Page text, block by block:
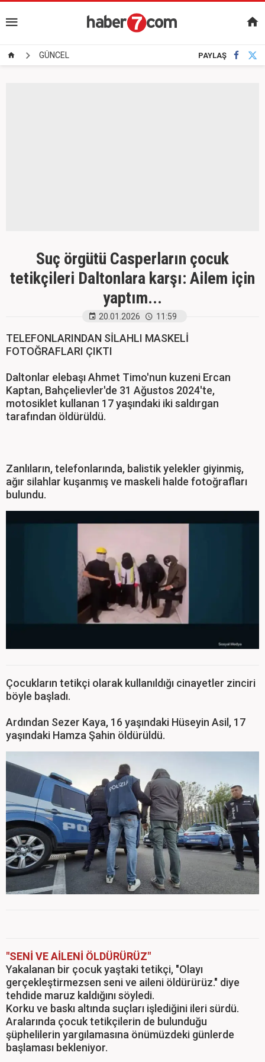
GÜNCEL PAYLAŞ
Suç örgütü Casperların çocuk
tetikçileri Daltonlara karşı: Ailem için
yaptım...
20.01.2026 11:59
TELEFONLARINDAN SİLAHLI MASKELİ
FOTOĞRAFLARI ÇIKTI
Daltonlar elebaşı Ahmet Timo'nun kuzeni Ercan
Kaptan, Bahçelievler'de 31 Ağustos 2024'te,
motosiklet kullanan 17 yaşındaki iki saldırgan
tarafından öldürüldü.
Zanlıların, telefonlarında, balistik yelekler giyinmiş,
ağır silahlar kuşanmış ve maskeli halde fotoğrafları
bulundu.
Çocukların tetikçi olarak kullanıldığı cinayetler zinciri
böyle başladı.
Ardından Sezer Kaya, 16 yaşındaki Hüseyin Asil, 17
yaşındaki Hamza Şahin öldürüldü.
"SENİ VE AİLENİ ÖLDÜRÜRÜZ"
Yakalanan bir çocuk yaştaki tetikçi, "Olayı
gerçekleştirmezsen seni ve aileni öldürürüz." diye
tehdide maruz kaldığını söyledi.
Korku ve baskı altında suçları işlediğini ileri sürdü.
Aralarında çocuk tetikçilerin de bulunduğu
şüphelilerin yargılamasına önümüzdeki günlerde
başlaması bekleniyor.